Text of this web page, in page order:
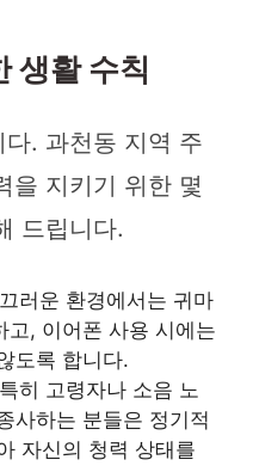
생활 수칙
. 과천동 지역 주
을 지키기 위한 몇
드립니다.
러운 환경에서는 귀마
고, 이어폰 사용 시에는
도록 합니다.
특히 고령자나 소음 노
사하는 분들은 정기적
자신의 청력 상태를